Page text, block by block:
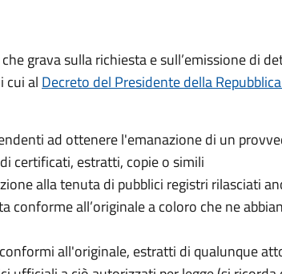
grava sulla richiesta e sull’emissione di
cui al Decreto del Presidente della
ad ottenere l'emanazione di un
certificati, estratti, copie o simili
alla tenuta di pubblici registri rilasciati
conforme all’originale a coloro che ne
all'originale, estratti di qualunque